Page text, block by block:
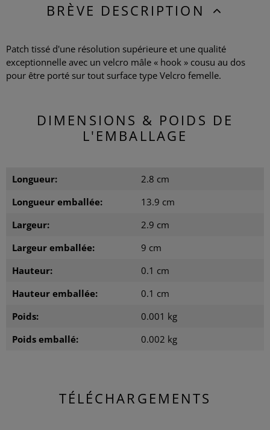
BRÈVE DESCRIPTION
Patch tissé d'une résolution supérieure et une qualité
exceptionnelle avec un velcro mâle « hook » cousu au dos
pour être porté sur tout surface type Velcro femelle.
DIMENSIONS & POIDS DE
L'EMBALLAGE
Longueur:
2.8 cm
Longueur emballée:
13.9 cm
Largeur:
2.9 cm
Largeur emballée:
9 cm
Hauteur:
0.1 cm
Hauteur emballée:
0.1 cm
Poids:
0.001 kg
Poids emballé:
0.002 kg
TÉLÉCHARGEMENTS